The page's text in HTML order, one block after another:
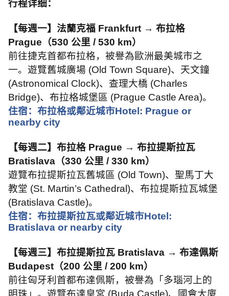
行程详细：
【每週一】法蘭克福 Frankfurt → 布拉格
Prague （530 公里 / 530 km）
前往捷克首都布拉格，被譽為歐洲最美城市之
一。遊覽舊城廣場 (Old Town Square)、天文鐘
(Astronomical Clock)、查理大橋 (Charles
Bridge)、布拉格城堡區 (Prague Castle Area)。
住宿：布拉格或鄰近城市Hotel: Prague or
nearby city
【每週二】布拉格 Prague → 布拉提斯拉瓦
Bratislava （330 公里 / 330 km）
遊覽布拉提斯拉瓦舊城區 (Old Town)、聖馬丁大
教堂 (St. Martin’s Cathedral)、布拉提斯拉瓦城堡
(Bratislava Castle)。
住宿：布拉提斯拉瓦或鄰近城市Hotel:
Bratislava or nearby city
【每週三】布拉提斯拉瓦 Bratislava → 布達佩斯
Budapest （200 公里 / 200 km）
前往匈牙利首都布達佩斯，被譽為「多瑙河上的
明珠」。遊覽布達皇宮 (Buda Castle)、國會大廈